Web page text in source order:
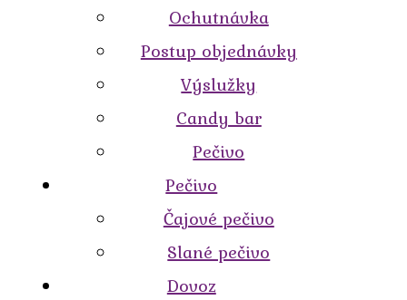
Ochutnávka
Postup objednávky
Výslužky
Candy bar
Pečivo
Pečivo
Čajové pečivo
Slané pečivo
Dovoz